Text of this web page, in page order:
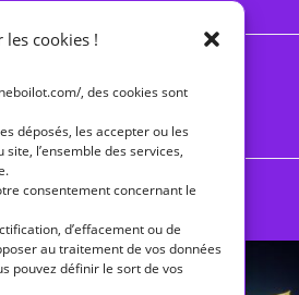
les cookies !
, des cookies sont
déposés, les accepter ou les
l’ensemble des services,
consentement concernant le
d’effacement ou de
au traitement de vos données
pouvez définir le sort de vos
2025